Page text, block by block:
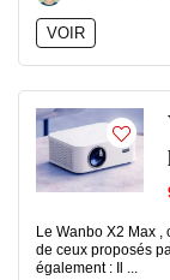
VOIR
Le Wanbo X2 Max
de ceux proposés
également : Il ...